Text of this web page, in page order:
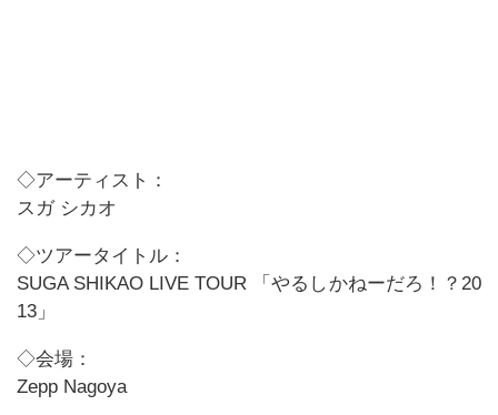
◇アーティスト：
スガ シカオ
◇ツアータイトル：
SUGA SHIKAO LIVE TOUR 「やるしかねーだろ！？20
13」
◇会場：
Zepp Nagoya